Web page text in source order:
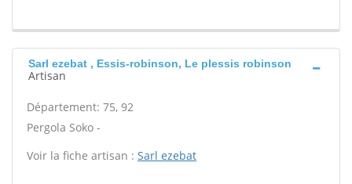
Sarl ezebat , Essis-robinson, Le plessis robinson
Artisan
Département: 75, 92
Pergola Soko -
Voir la fiche artisan : Sarl ezebat